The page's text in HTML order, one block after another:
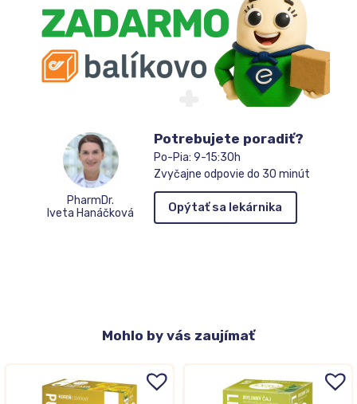
PharmDr.
Iveta Hanáčková
Potrebujete poradiť?
Po-Pia: 9-15:30h
Zvyčajne odpovie do 30 minút
Opýtať sa lekárnika
Mohlo by vás zaujímať